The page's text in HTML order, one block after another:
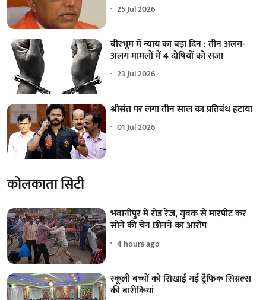
25 Jul 2026
बीरभूम में न्याय का बड़ा दिन : तीन अलग-
अलग मामलों में 4 दोषियों को सजा
23 Jul 2026
श्रीसंत पर लगा तीन साल का प्रतिबंध हटाया
01 Jul 2026
कोलकाता सिटी
भवानीपुर में रोड रेज, युवक से मारपीट कर
सोने की चेन छीनने का आरोप
4 hours ago
स्कूली बच्चों को सिखाई गईं ट्रैफिक सिग्नल्स
की बारीकियां